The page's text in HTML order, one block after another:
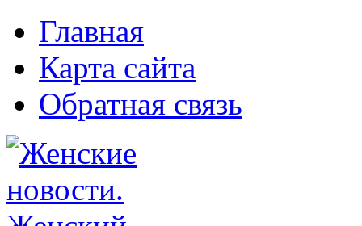
Главная
Карта сайта
Обратная связь